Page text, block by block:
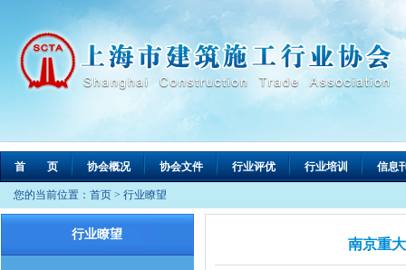
首 页 协会概况 协会文件 行业评优 行业培训 信息
您的当前位置： 首页 > 行业瞭望
行业瞭望
南京重